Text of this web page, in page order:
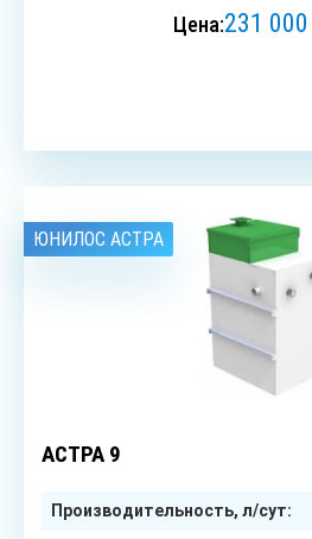
Цена:231 000
ЮНИЛОС АСТРА
АСТРА 9
Производительность, л/сут: